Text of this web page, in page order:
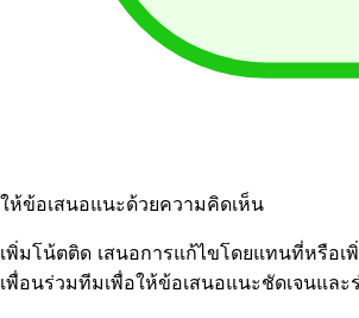
ให้ข้อเสนอแนะด้วยความคิดเห็น
เพิ่มโน้ตติด เสนอการแก้ไขโดยแทนที่หรือ
เพื่อนร่วมทีมเพื่อให้ข้อเสนอแนะชัดเจนแล